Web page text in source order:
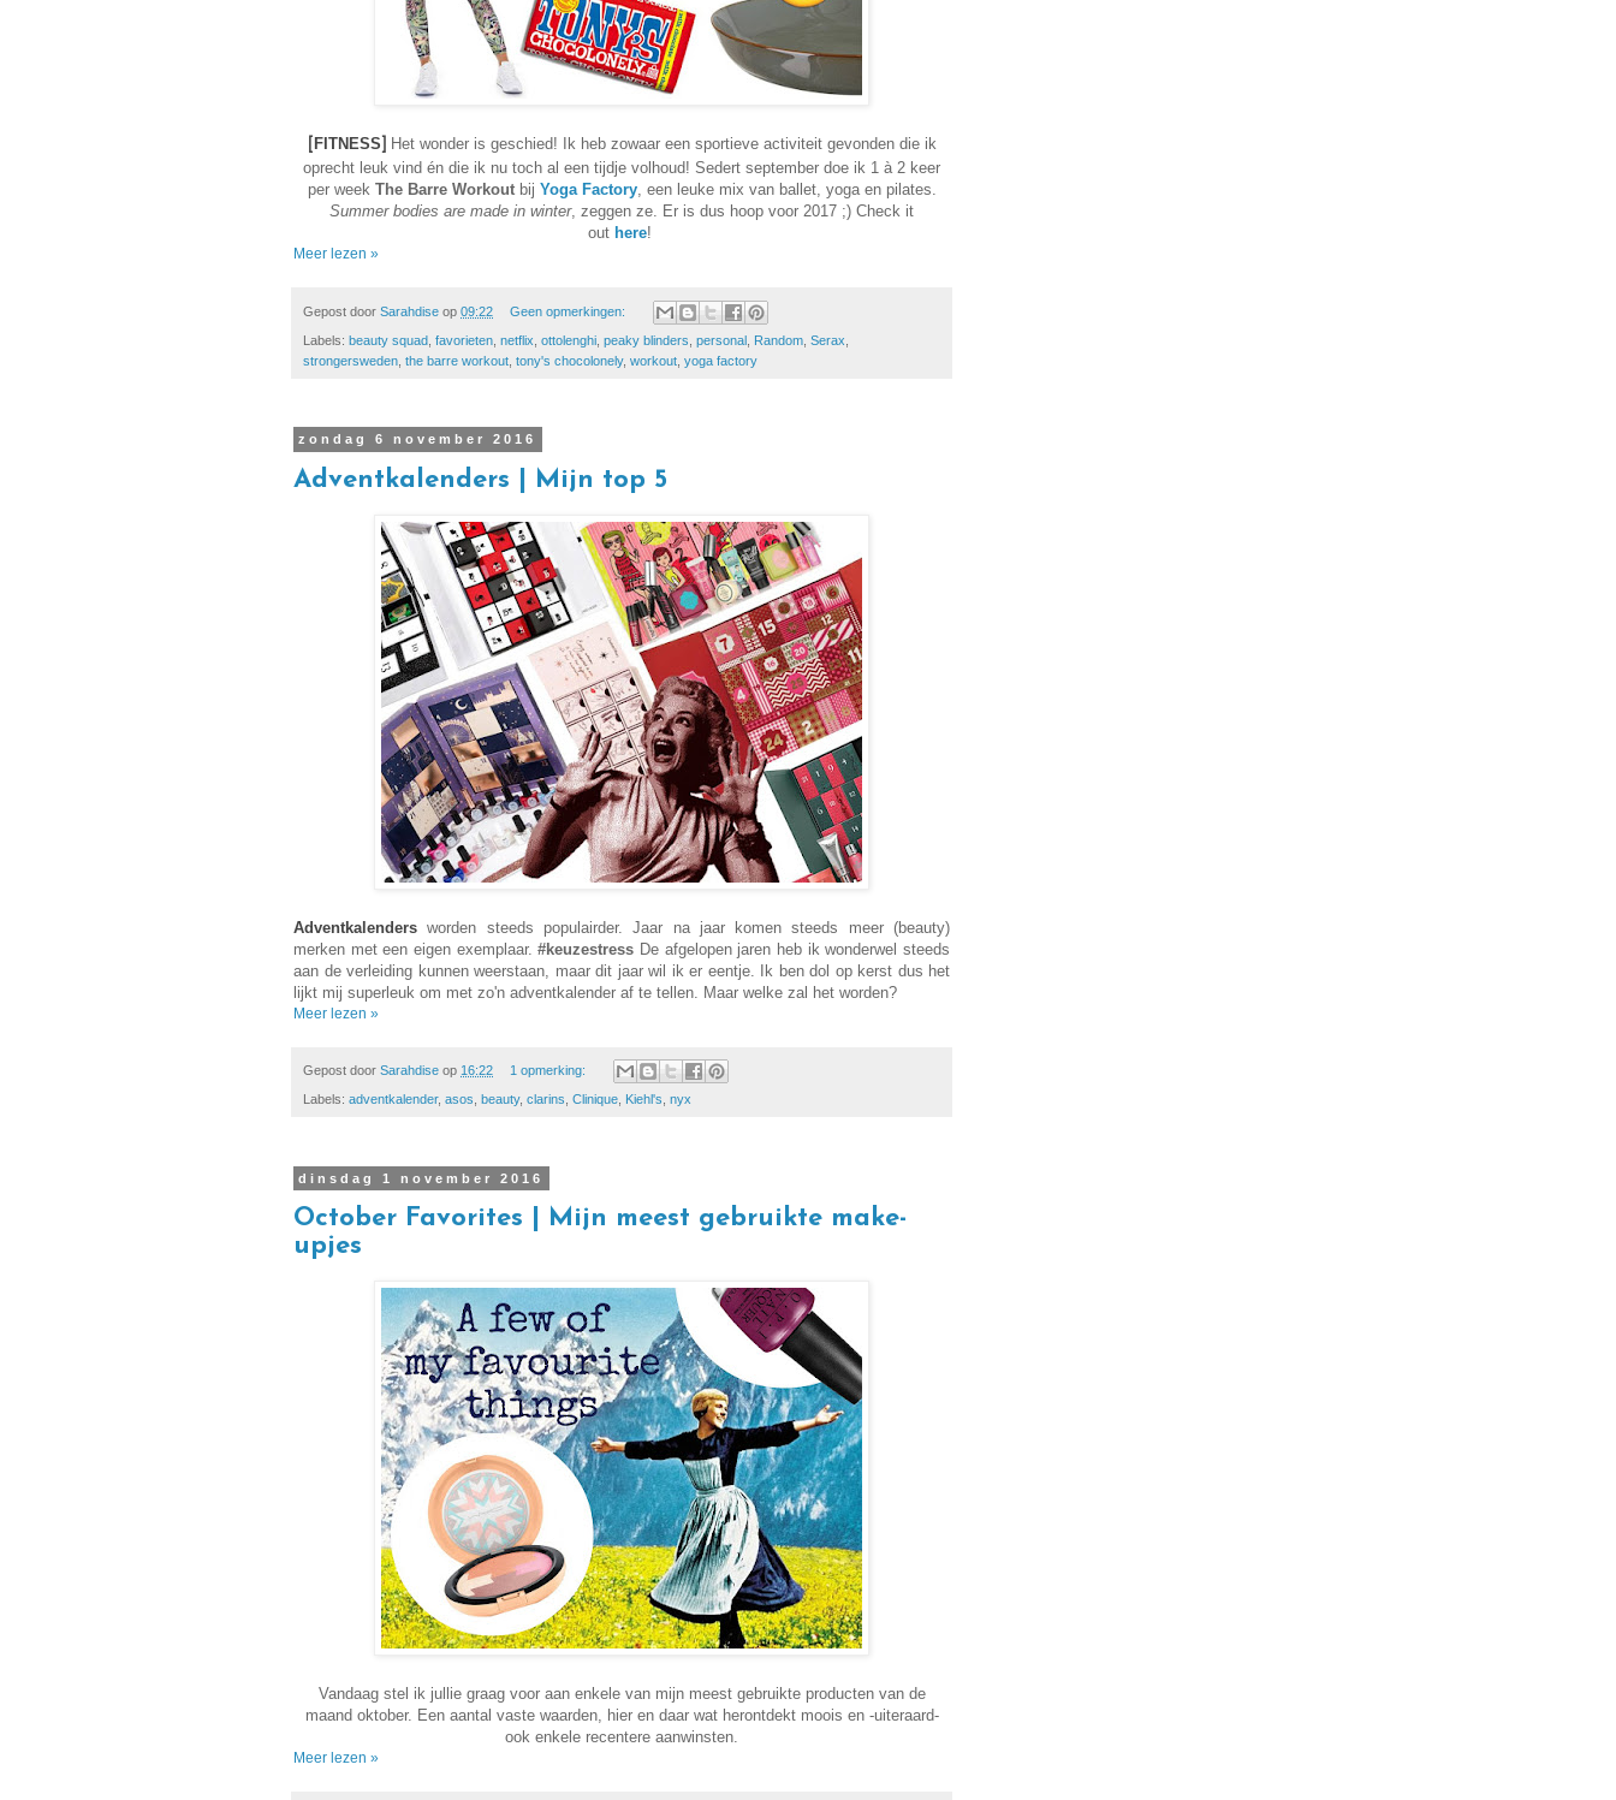
FITNESS
Het wonder is geschied! Ik heb zowaar een sportieve activiteit gevonden die ik
oprecht leuk vind én die ik nu toch al een tijdje volhoud! Sedert september doe ik 1 à 2 keer
per week The Barre Workoutbij Yoga Factory, een leuke mix van ballet, yoga en pilates.
Summer bodies are made in winter, zeggen ze. Er is dus hoop voor 2017 ;) Check it
out here!
Meer lezen »
Gepost door Sarahdise op 09:22 Geen opmerkingen:
Labels: beauty squad favorieten netflix ottolenghi peaky blinders personal Random Serax
strongersweden the barre workout tony's chocolonely, workout yoga factory
zondag 6 november 2016
Adventkalenders | Mijn top 5
Adventkalenders worden steeds populairder. Jaar na jaar komen steeds meer (beauty)
merken met een eigen exemplaar.#keuzestress De afgelopen jaren heb ik wonderwel steeds
aan de verleiding kunnen weerstaan, maar dit jaar wil ik er eentje. Ik ben dol op kerst dus het
lijkt mij superleuk om met zo'n adventkalender af te tellen. Maar welke zal het worden?
Meer lezen »
Gepost door Sarahdise op 16:22 1 opmerking:
Labels: adventkalender, asos beauty, clarins Clinique Kiehl's nyx
dinsdag 1 november 2016
October Favorites | Mijn meest gebruikte make-
upjes
Vandaag stel ik jullie graag voor aan enkele van mijn meest gebruikte producten van de
maand oktober. Een aantal vaste waarden, hier en daar wat herontdekt moois en -uiteraard-
ook enkele recentere aanwinsten.
Meer lezen »